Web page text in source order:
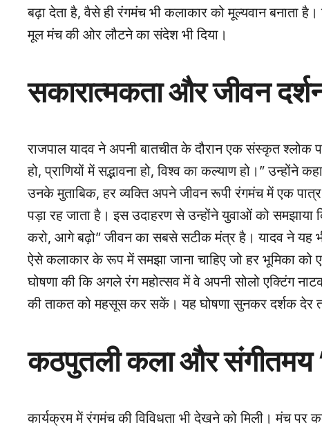
बढ़ा देता है, वैसे ही रंगमंच भी कलाकार को मूल्यवान बनाता
मूल मंच की ओर लौटने का संदेश भी दिया।
सकारात्मकता और जीवन
राजपाल यादव ने अपनी बातचीत के दौरान एक संस्कृत श्लोक
हो, प्राणियों में सद्भावना हो, विश्व का कल्याण हो।”
उनके मुताबिक, हर व्यक्ति अपने जीवन रूपी रंगमंच में एक
पड़ा रह जाता है। इस उदाहरण से उन्होंने युवाओं को समझाया
करो, आगे बढ़ो” जीवन का सबसे सटीक मंत्र है। यादव ने यह
ऐसे कलाकार के रूप में समझा जाना चाहिए जो हर भूमिका को
घोषणा की कि अगले रंग महोत्सव में वे अपनी सोलो एक्टिंग
की ताकत को महसूस कर सकें। यह घोषणा सुनकर दर्शक देर
कठपुतली कला और संगीतमय
कार्यक्रम में रंगमंच की विविधता भी देखने को मिली। मंच पर